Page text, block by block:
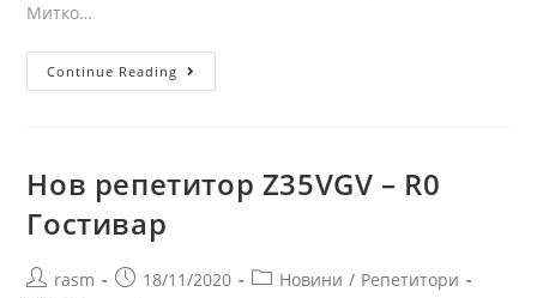
Митко…
Continue Reading
Нов репетитор Z35VGV – R0
Гостивар
rasm 18/11/2020 Новини / Репетитори